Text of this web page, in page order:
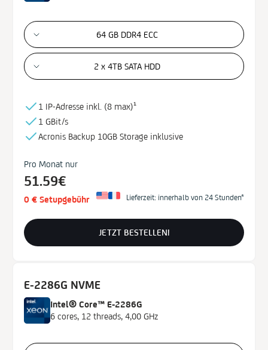
64 GB DDR4 ECC
2 x 4TB SATA HDD
1 IP-Adresse inkl. (8 max)¹
1 GBit/s
Acronis Backup 10GB Storage inklusive
Pro Monat nur
51.59€
0 € Setupgebühr Lieferzeit: innerhalb von 24 Stunden*
JETZT BESTELLEN!
E-2286G NVME
Intel® Core™ E-2286G
6 cores, 12 threads, 4,00 GHz